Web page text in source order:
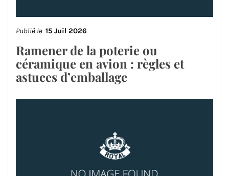
Publié le 15 Juil 2026
Ramener de la poterie ou
céramique en avion : règles et
astuces d’emballage